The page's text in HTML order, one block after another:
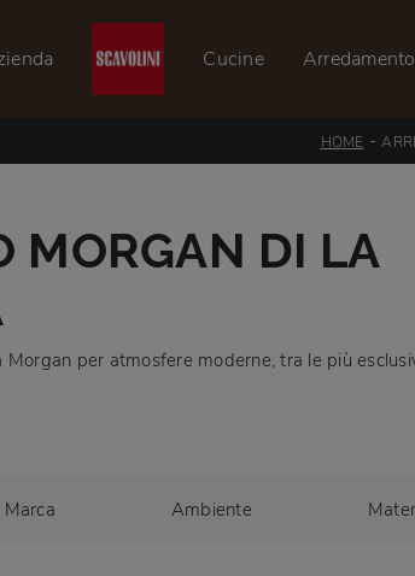
Cucine
HOME -
MORGAN DI LA
per atmosfere moderne, tra le più
Marca Ambiente